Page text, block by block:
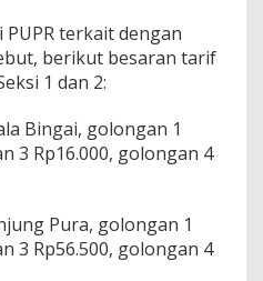
terkait dengan
berikut besaran tarif
1 dan 2:
Bingai, golongan 1
3 Rp16.000, golongan 4
Pura, golongan 1
3 Rp56.500, golongan 4